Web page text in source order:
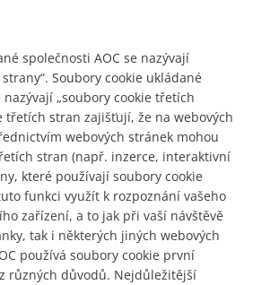
společnosti AOC se nazývají
Soubory cookie ukládané
„soubory cookie třetích
třetích stran zajišťují, že na webových
webových stránek mohou
stran (např. inzerce, interaktivní
které používají soubory cookie
funkci využít k rozpoznání vašeho
zařízení, a to jak při vaší návštěvě
tak i některých jiných webových
používá soubory cookie první
různých důvodů. Nejdůležitější